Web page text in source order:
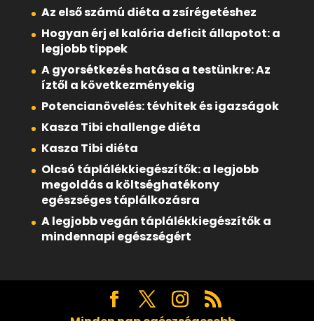
Az első számú diéta a zsírégetéshez
Hogyan érj el kalória deficit állapotot: a
legjobb tippek
A gyorsétkezés hatása a testünkre: Az
íztől a következményekig
Potencianövelés: tévhitek és igazságok
Kasza Tibi challenge diéta
Kasza Tibi diéta
Olcsó táplálékkiegészítők: a legjobb
megoldás a költséghatékony
egészséges táplálkozásra
A legjobb vegán táplálékkiegészítők a
mindennapi egészségért